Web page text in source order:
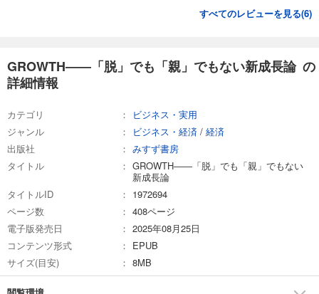
すべてのレビューを見る(6)
GROWTH――「脱」でも「親」でもない新成長論 の
詳細情報
カテゴリ
ビジネス・実用
ジャンル
ビジネス・経済 / 経済
出版社
みすず書房
タイトル
GROWTH――「脱」でも「親」でもない
新成長論
タイトルID
1972694
ページ数
408ページ
電子版発売日
2025年08月25日
コンテンツ形式
EPUB
サイズ(目安)
8MB